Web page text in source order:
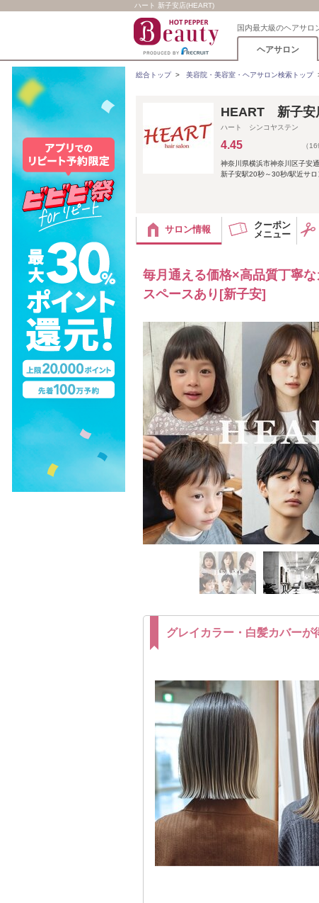
ハート 新子安店(HEART)
国内最大級のヘアサロ
ヘアサロン
総合トップ> 美容院・美容室・ヘアサロン検索トップ
HEART 新子安
ハート シンコヤステン
4.45 （
神奈川県横浜市神奈川区子安
新子安駅20秒～30秒/駅近サ
サロン情報
クーポン
メニュー
毎月通える価格×高品質丁寧
スペースあり[新子安]
グレイカラー・白髪カバーが